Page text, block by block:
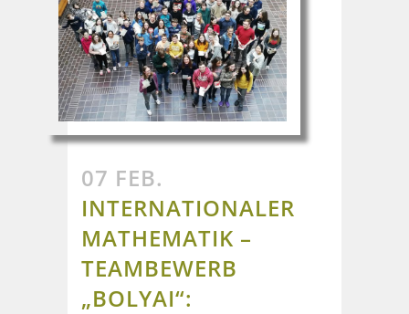
07 FEB.
INTERNATIONALER
MATHEMATIK –
TEAMBEWERB
„BOLYAI“: